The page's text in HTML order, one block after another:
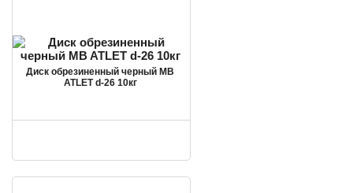
Диск обрезиненный черный MB
ATLET d-26 10кг